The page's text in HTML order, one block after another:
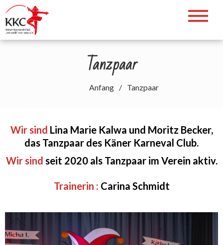
Zum
Inhalt
springen
Willkommen auf der Webseite des
KKC. Helau!!!
Tanzpaar
Anfang Tanzpaar
Wir sind Lina Marie Kalwa und Moritz Becker,
das Tanzpaar des Käner Karneval Club.
Wir sind seit 2020 als Tanzpaar im Verein aktiv.
Trainerin : Carina Schmidt